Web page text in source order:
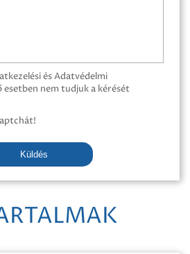
és Adatvédelmi
nem tudjuk a kérését
Küldés